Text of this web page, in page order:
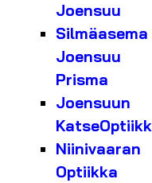
Joensuu
Silmäasema
Joensuu
Prisma
Joensuun
Niinivaaran
Optiikka